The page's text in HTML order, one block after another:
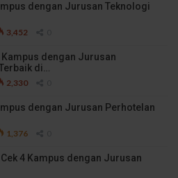
dengan Jurusan Teknologi
3,452
dengan Jurusan
di…
2,330
dengan Jurusan Perhotelan
1,376
4 Kampus dengan Jurusan